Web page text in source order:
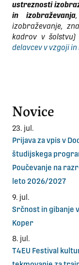
ustreznosti
in izobraževanja
izobraževanje,
kadrov v šolstvu)
delavcev v vzgoji in
Novice
23. jul.
Prijava za vpis v
študijskega
Poučevanje na
leto 2026/2027
9. jul.
Srčnost in gibanje
Koper
8. jul.
T4EU Festival